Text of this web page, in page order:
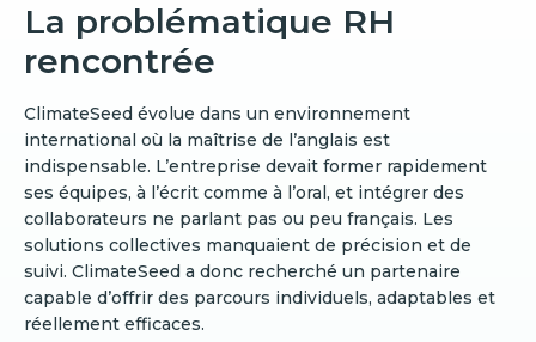
La problématique RH
rencontrée
ClimateSeed évolue dans un environnement
international où la maîtrise de l’anglais est
indispensable. L’entreprise devait former rapidement
ses équipes, à l’écrit comme à l’oral, et intégrer des
collaborateurs ne parlant pas ou peu français. Les
solutions collectives manquaient de précision et de
suivi. ClimateSeed a donc recherché un partenaire
capable d’offrir des parcours individuels, adaptables et
réellement efficaces.